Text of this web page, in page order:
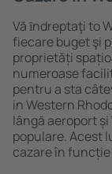
Vă ȋndreptaţi to
fiecare buget şi
proprietăți
numeroase
pentru a sta
in Western
lângă aeroport
populare. Acest
cazare în